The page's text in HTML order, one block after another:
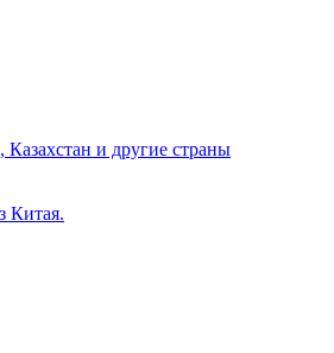
и другие страны
Китая.